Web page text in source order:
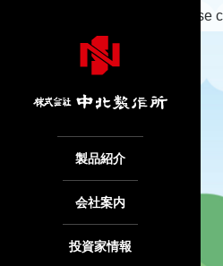
製品紹介
会社案内
投資家情報
May we use